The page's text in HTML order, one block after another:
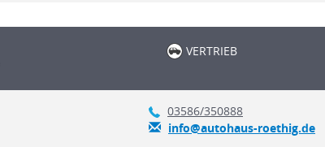
VERTRIEB
03586/350888
info@autohaus-roethig.de